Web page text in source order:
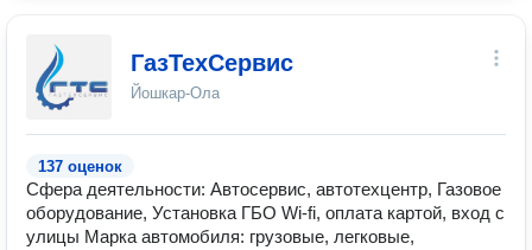
ГазТехСервис
Йошкар-Ола
137 оценок
Сфера деятельности: Автосервис, автотехцентр, Газовое
оборудование, Установка ГБО Wi-fi, оплата картой, вход с
улицы Марка автомобиля: грузовые, легковые,